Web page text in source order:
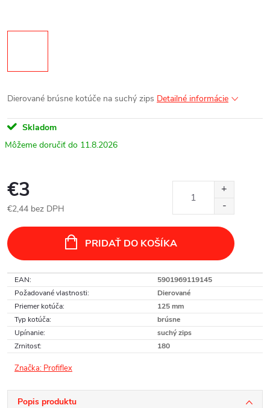
Dierované brúsne kotúče na suchý zips Detailné informácie
Skladom
11.8.2026
€3
€2,44 bez DPH
cena:
PRIDAŤ DO KOŠÍKA
EAN:
5901969119145
Požadované vlastnosti:
Dierované
Priemer kotúča:
125 mm
Typ kotúča:
brúsne
Upínanie:
suchý zips
Zrnitosť: 180
Značka: Profiflex
Popis produktu